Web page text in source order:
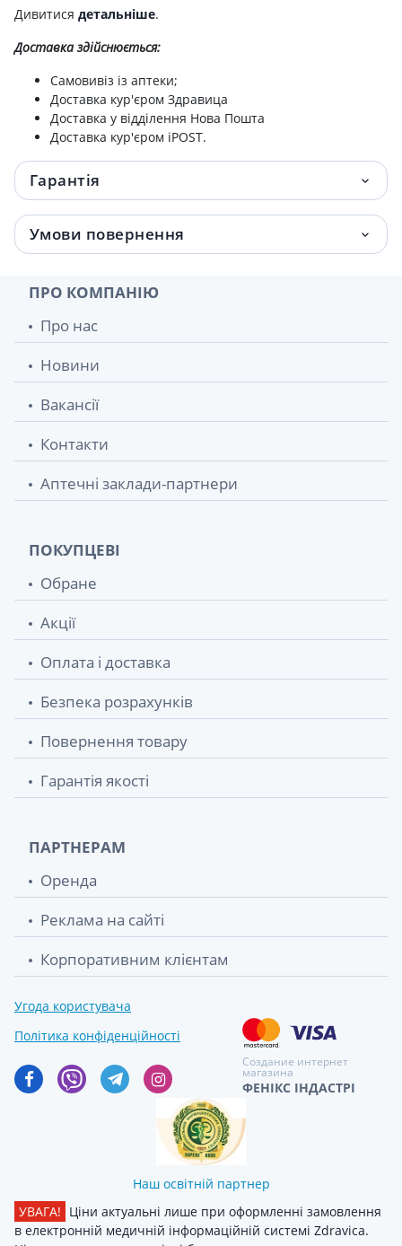
Дивитися детальніше.
Доставка здійснюється:
Самовивіз із аптеки;
Доставка кур'єром Здравица
Доставка у відділення Нова Пошта
Доставка кур'єром iPOST.
Гарантія
Умови повернення
ПРО КОМПАНІЮ
Про нас
Новини
Вакансії
Контакти
Аптечні заклади-партнери
ПОКУПЦЕВІ
Обране
Акції
Оплата і доставка
Безпека розрахунків
Повернення товару
Гарантія якості
ПАРТНЕРАМ
Оренда
Реклама на сайті
Корпоративним клієнтам
Угода користувача
Політика конфіденційності
Создание интернет
магазина
ФЕНІКС ІНДАСТРІ
Наш освітній партнер
УВАГА! Ціни актуальні лише при оформленні замовлення
в електронній медичній інформаційній системі Zdravica.